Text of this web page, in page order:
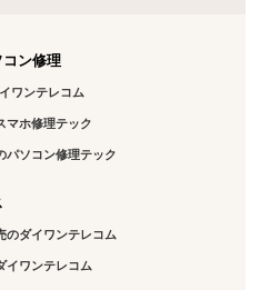
コン修理
ワンテレコム
マホ修理テック
パソコン修理テック
のダイワンテレコム
イワンテレコム